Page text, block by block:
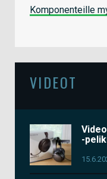
Komponenteille
VIDEOT
-